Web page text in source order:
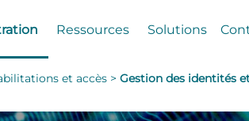
Ressources Solutions
et accès > Gestion des identités